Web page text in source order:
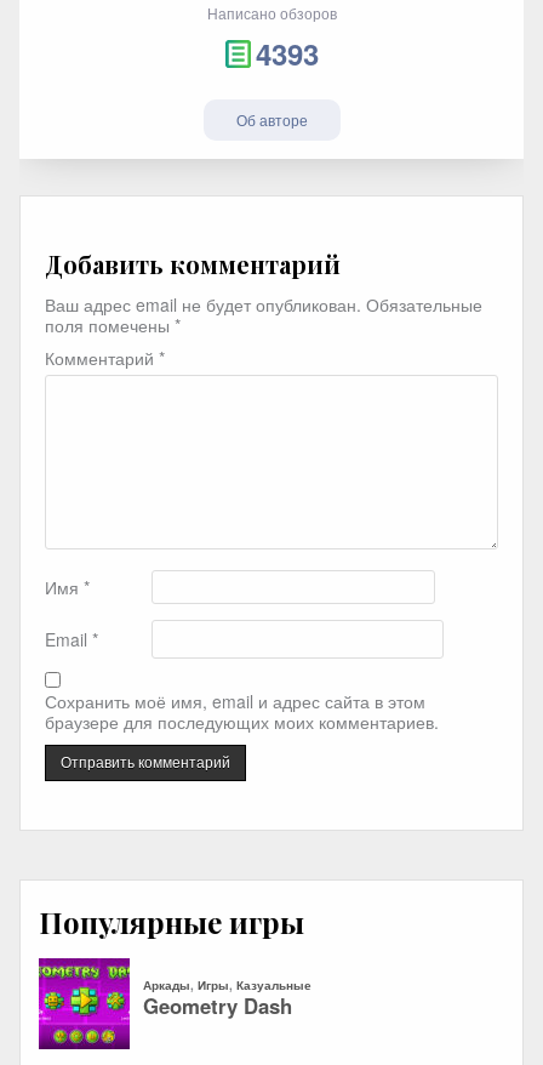
Написано обзоров
4393
Об авторе
Добавить комментарий
Ваш адрес email не будет опубликован. Обязательные
поля помечены *
Комментарий *
Имя *
Email *
Сохранить моё имя, email и адрес сайта в этом
браузере для последующих моих комментариев.
Популярные игры